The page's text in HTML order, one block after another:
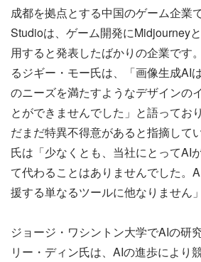
成都を拠点とする中国のゲーム企業
Studioは、ゲーム開発にMidjourney
用すると発表したばかりの企業です
るジギー・モー氏は、「画像生成AI
のニーズを満たすようなデザインの
とができませんでした」と語ってお
だまだ特異不得意があると指摘して
氏は「少なくとも、当社にとってAI
て代わることはありませんでした。
援する単なるツールに他なりません
ジョージ・ワシントン大学でAIの研
リー・ディン氏は、AIの進歩により